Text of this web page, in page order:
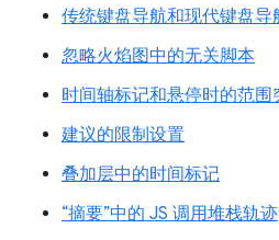
传统键盘导航和现代键盘导
忽略火焰图中的无关脚本
时间轴标记和悬停时的范围
建议的限制设置
叠加层中的时间标记
“摘要”中的 JS 调用堆栈轨迹